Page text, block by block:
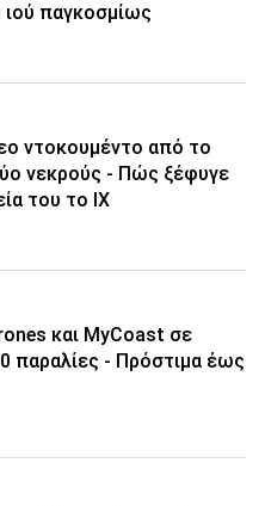
ιού παγκοσμίως
ντοκουμέντο από το
νεκρούς - Πώς ξέφυγε
του το ΙΧ
και MyCoast σε
παραλίες - Πρόστιμα έως